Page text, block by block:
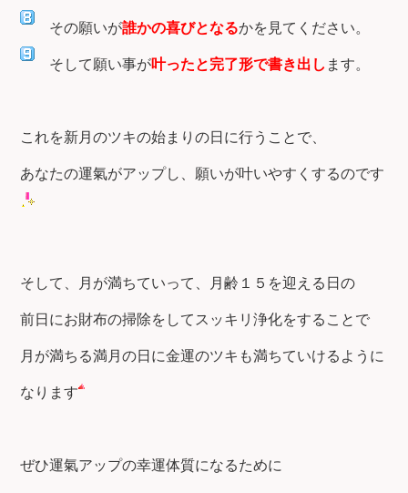
その願いが誰かの喜びとなるかを見てください。
そして願い事が叶ったと完了形で書き出し ます。
これを新月のツキの始まりの日に行うことで、
あなたの運氣がアップし、願いが叶いやすくするのです
そして、月が満ちていって、月齢１５を迎える日の
前日にお財布の掃除をしてスッキリ浄化をすることで
月が満ちる満月の日に金運のツキも満ちていけるように
なります
ぜひ運氣アップの幸運体質になるために